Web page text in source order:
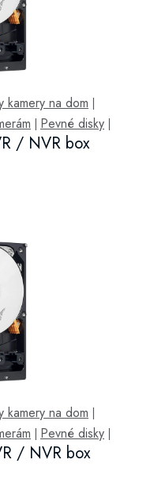
kamery na dom
Pevné disky
/ NVR box
kamery na dom
Pevné disky
/ NVR box